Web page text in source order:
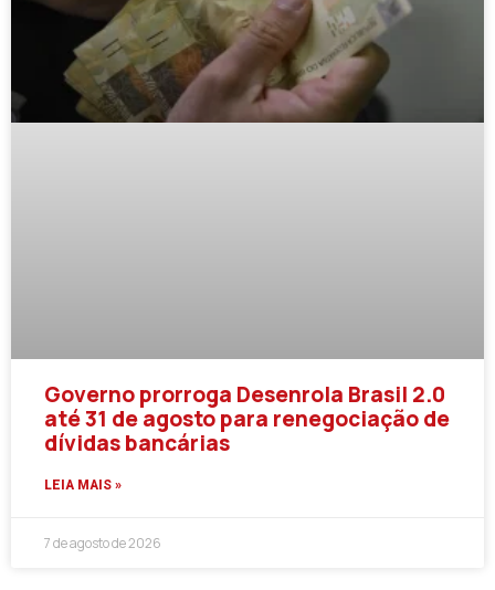
Governo prorroga Desenrola Brasil 2.0
até 31 de agosto para renegociação de
dívidas bancárias
LEIA MAIS »
7 de agosto de 2026